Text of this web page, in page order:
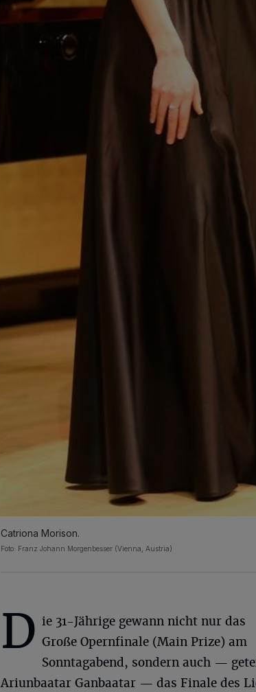
Catriona Morison.
Foto: Franz Johann Morgenbesser (Vienna, Austria)
D ie 31-Jährige gewann nicht nur das
Große Opernfinale (Main Prize) am
Sonntagabend, sondern auch —
Ariunbaatar Ganbaatar — das Finale des